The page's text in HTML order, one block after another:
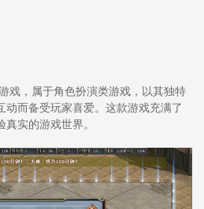
戏，属于角色扮演类游戏，以其独特
动而备受玩家喜爱。这款游戏充满了
实的游戏世界。